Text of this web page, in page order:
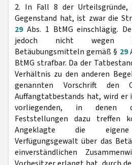
2. In Fall 8 der Urteilsgründe,
Gegenstand hat, ist zwar die
29Abs. 1 BtMG einschlägig.
jedoch nicht wegen
Betäubungsmitteln gemäß § 29
BtMG strafbar. Da der
Verhältnis zu den anderen
genannten Vorschrift den
Auffangtatbestands hat, wird er
vorliegenden, in denen
Feststellungen dazu treffen
Angeklagte die eigene
Verfügungsgewalt über das
einverständlichen